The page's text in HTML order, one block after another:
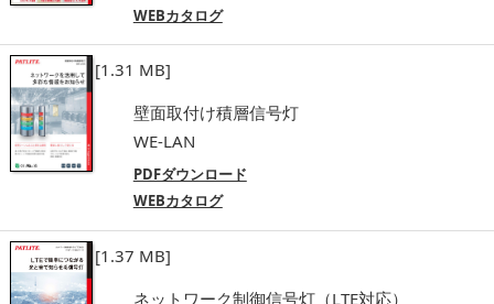
WEBカタログ
[1.31 MB]
壁面取付け積層信号灯
WE-LAN
PDFダウンロード
WEBカタログ
[1.37 MB]
ネットワーク制御信号灯（LTE対応）